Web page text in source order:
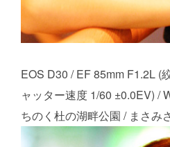
EOS D30 / EF 85mm F1.2L (
ャッター速度 1/60 ±0.0EV) /
ちのく杜の湖畔公園 / まさみ